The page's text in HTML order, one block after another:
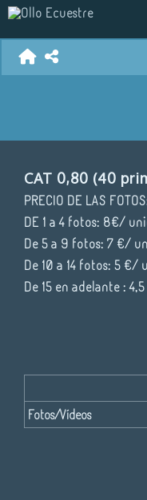
CAT 0,80 (40
PRECIO DE LAS
DE 1 a 4 fotos: 8€/
De 5 a 9 fotos: 7 €/
De 10 a 14 fotos: 5 €/
De 15 en adelante :